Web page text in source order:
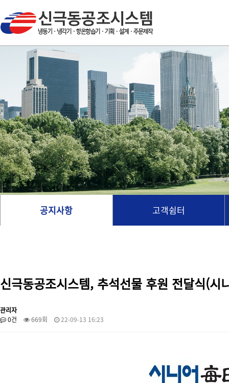
공지사항 고객쉼터
신극동공조시스템, 추석선물 후원 전달식(
관리자
0건
669회 22-09-13 16:23